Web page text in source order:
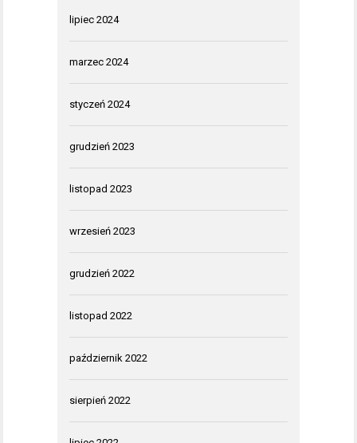
lipiec 2024
marzec 2024
styczeń 2024
grudzień 2023
listopad 2023
wrzesień 2023
grudzień 2022
listopad 2022
październik 2022
sierpień 2022